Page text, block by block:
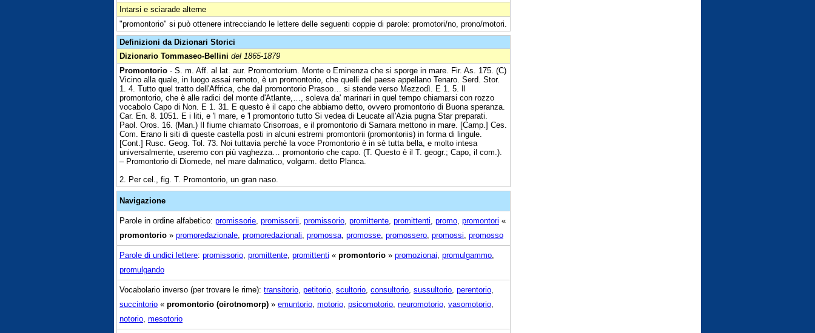
Intarsi e sciarade alterne
"promontorio" si può ottenere intrecciando le lettere delle seguenti coppie di parole: promotori/no, prono/motori.
Definizioni da Dizionari Storici
Dizionario Tommaseo-Bellini del 1865-1879
Promontorio - S. m. Aff. al lat. aur. Promontorium. Monte o Eminenza che si sporge in mare. Fir. As. 175. (C)
Vicino alla quale, in luogo assai remoto, è un promontorio, che quelli del paese appellano Tenaro. Serd. Stor.
1. 4. Tutto quel tratto dell'Affrica, che dal promontorio Prasoo… si stende verso Mezzodì. E 1. 5. Il
promontorio, che è alle radici del monte d'Atlante,…, soleva da' marinari in quel tempo chiamarsi con rozzo
vocabolo Capo di Non. E 1. 31. E questo è il capo che abbiamo detto, ovvero promontorio di Buona speranza.
Car. En. 8. 1051. E i liti, e 'l mare, e 'l promontorio tutto Si vedea di Leucate all'Azia pugna Star preparati.
Paol. Oros. 16. (Man.) Il fiume chiamato Crisorroas, e il promontorio di Samara mettono in mare. [Camp.] Ces.
Com. Erano li siti di queste castella posti in alcuni estremi promontorii (promontoriis) in forma di lingule.
[Cont.] Rusc. Geog. Tol. 73. Noi tuttavia perchè la voce Promontorio è in sè tutta bella, e molto intesa
universalmente, useremo con più vaghezza… promontorio che capo. (T. Questo è il T. geogr.; Capo, il com.).
– Promontorio di Diomede, nel mare dalmatico, volgarm. detto Planca.
2. Per cel., fig. T. Promontorio, un gran naso.
Navigazione
Parole in ordine alfabetico: promissorie promissorii promissorio promittente promittenti promo promontori «
promontorio » promoredazionale promoredazionali promossa promosse promossero promossi promosso
Parole di undici lettere: promissorio promittente promittenti « promontorio » promozionai promulgammo
promulgando
Vocabolario inverso (per trovare le rime): transitorio petitorio scultorio consultorio sussultorio perentorio
succintorio « promontorio (oirotnomorp) » emuntorio motorio psicomotorio neuromotorio vasomotorio
notorio mesotorio